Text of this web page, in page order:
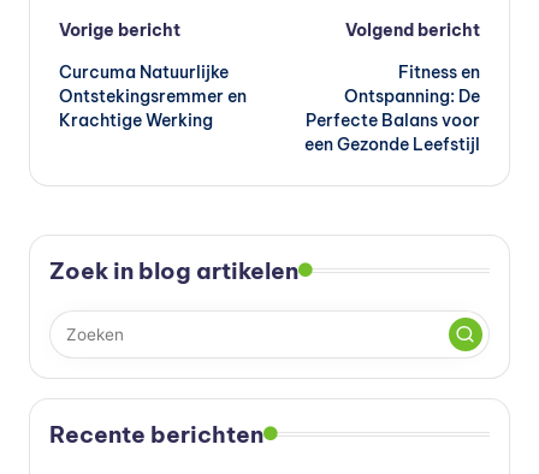
Bericht
navigatie
Vorige bericht
Curcuma Natuurlijke
Ontstekingsremmer en
Krachtige Werking
Volgend bericht
Fitness en
Ontspanning: De
Perfecte Balans voor
een Gezonde Leefstijl
Zoek in blog artikelen
Recente berichten